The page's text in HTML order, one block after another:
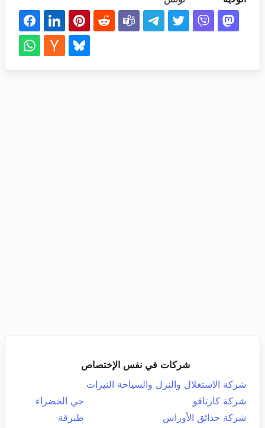
شركات في نفس الإختصاص
شركة الاستغلال والنزل والسياحة النيرات
شركة كارتاقو
حي الخضراء
شركة حدائق الأوراس
طبرقة